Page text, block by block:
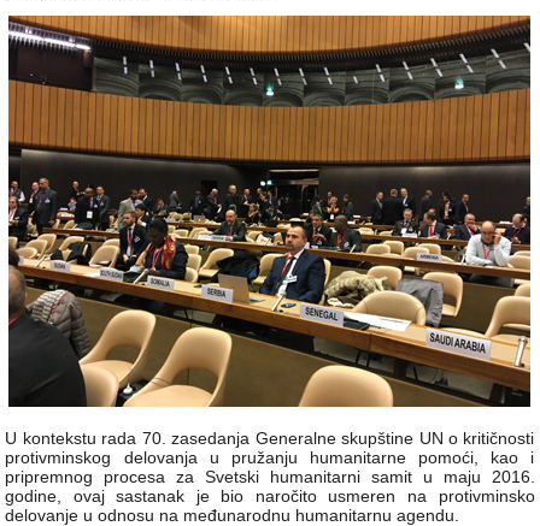
U kontekstu rada 70. zasedanja Generalne skupštine UN o kritičnosti
protivminskog delovanja u pružanju humanitarne pomoći, kao i
pripremnog procesa za Svetski humanitarni samit u maju 2016.
godine, ovaj sastanak je bio naročito usmeren na protivminsko
delovanje u odnosu na međunarodnu humanitarnu agendu.